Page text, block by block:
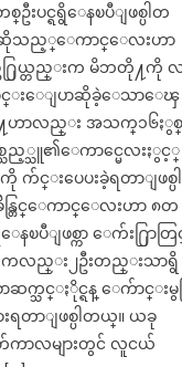
ဦးပင္ရရွိေနၿပီျဖစ္ပါတ
ဆိုသည့္ေကာင္ေလးဟာ
႐ြယ္တည္းက မိဘတို႔ကို
င္းေျပာဆိုခဲ့ေသာေၾ
ဟာလည္း အသက္၁၆ႏွစ္
စ္သည့္သူ၏ေကာင္မေလးႏွင့္
က်င္းပေပးခဲ့ရတာျဖစ္ပါ
ြင္ေကာင္ေလးဟာ ၈တ
နၿပီျဖစ္ကာ ေက်း႐ြာတြ
ကလည္း၂ဦးတည္းသာရွိ
က္သင္ႏိုင္ရန္ ေက်ာင္းမွ
တာျဖစ္ပါတယ္။ ယခု
ကာလများတွင် လူငယ်